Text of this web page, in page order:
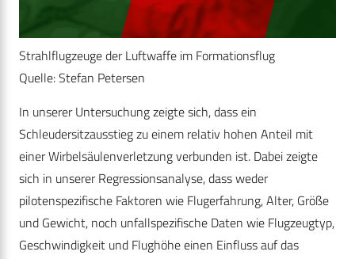
Strahlflugzeuge der Luftwaffe im Formationsflug
Quelle: Stefan Petersen
In unserer Untersuchung zeigte sich, dass ein
Schleudersitzausstieg zu einem relativ hohen Anteil mit
einer Wirbelsäulenverletzung verbunden ist. Dabei zeigte
sich in unserer Regressionsanalyse, dass weder
pilotenspezifische Faktoren wie Flugerfahrung, Alter, Größe
und Gewicht, noch unfallspezifische Daten wie Flugzeugtyp,
Geschwindigkeit und Flughöhe einen Einfluss auf das